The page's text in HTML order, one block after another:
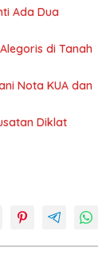
Ada Dua
di Tanah
Nota KUA dan
Diklat